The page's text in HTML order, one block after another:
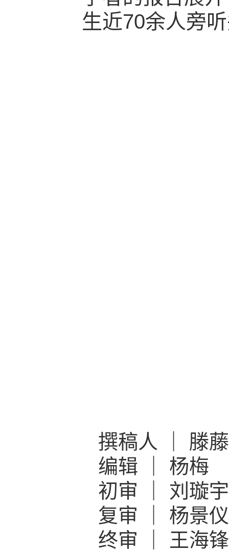
生近70余人旁
撰稿人 ｜ 滕藤
编辑 ｜ 杨梅
初审 ｜ 刘璇宇
复审 ｜ 杨景仪
终审 ｜ 王海锋